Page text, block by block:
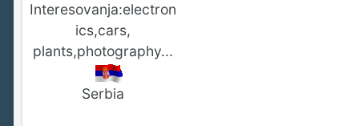
Interesovanja:electron
ics,cars,
plants,photography...
Serbia